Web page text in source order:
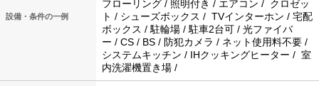
設備・条件の一例
フローリング / 照明付き / エアコン / クロゼッ
ト / シューズボックス / TVインターホン / 宅配
ボックス / 駐輪場 / 駐車2台可 / 光ファイバ
ー / CS / BS / 防犯カメラ / ネット使用料不要 /
システムキッチン / IHクッキングヒーター / 室
内洗濯機置き場 /